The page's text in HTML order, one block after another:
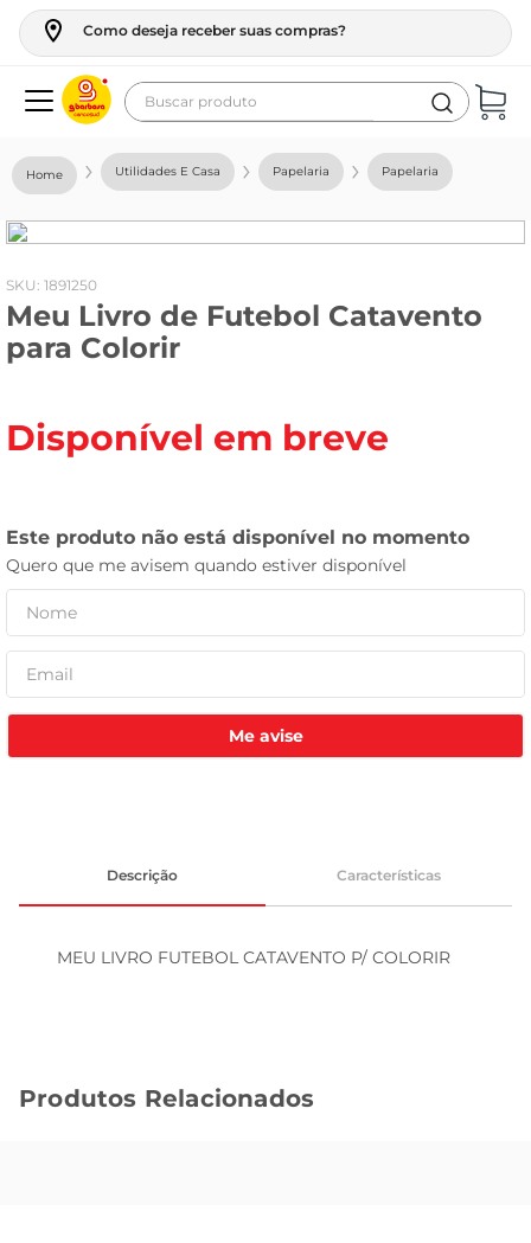
Como deseja receber suas compras?
Buscar produto
Utilidades E Casa Papelaria Papelaria
: 1891250
Meu Livro de Futebol Catavento
para Colorir
Disponível em breve
Me avise
Descrição Características
MEU LIVRO FUTEBOL CATAVENTO P/ COLORIR
Produtos Relacionados
geladeira
fogao
café
cerveja
vinho
leite pó